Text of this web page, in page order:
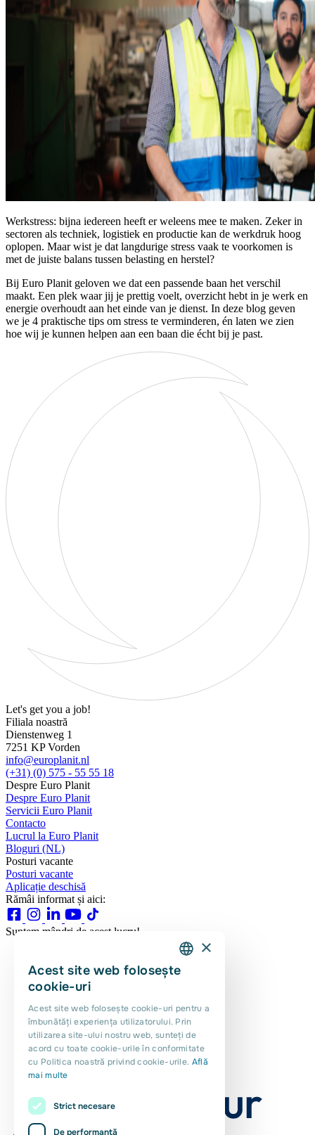
Werkstress: bijna iedereen heeft er weleens mee te maken. Zeker in
sectoren als techniek, logistiek en productie kan de werkdruk hoog
oplopen. Maar wist je dat langdurige stress vaak te voorkomen is
met de juiste balans tussen belasting en herstel?
Bij Euro Planit geloven we dat een passende baan het verschil
maakt. Een plek waar jij je prettig voelt, overzicht hebt in je werk en
energie overhoudt aan het einde van je dienst. In deze blog geven
we je 4 praktische tips om stress te verminderen, én laten we zien
hoe wij je kunnen helpen aan een baan die écht bij je past.
Let's get you a job!
Filiala noastră
Dienstenweg 1
7251 KP Vorden
info@europlanit.nl
(+31) (0) 575 - 55 55 18
Despre Euro Planit
Despre Euro Planit
Servicii Euro Planit
Contacto
Lucrul la Euro Planit
Bloguri (NL)
Posturi vacante
Posturi vacante
Aplicație deschisă
Rămâi informat și aici:
Suntem mândri de acest lucru!
DUTCH
PORTUGUESE
POLISH
×
Acest site web folosește
cookie-uri
Acest site web folosește cookie-uri pentru a
îmbunătăți experiența utilizatorului. Prin
utilizarea site-ului nostru web, sunteți de
acord cu toate cookie-urile în conformitate
cu Politica noastră privind cookie-urile. Află
mai multe
Strict necesare
De performanță